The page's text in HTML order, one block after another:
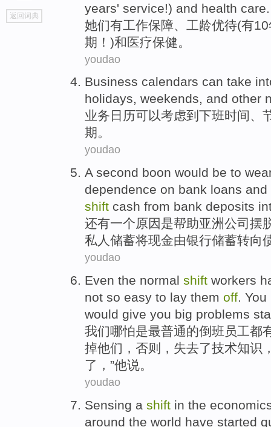
go
top
返回词典
years' service!) and health care
她们有工作保障 工龄优待(有10
期 ！)和 医疗保健 。
youdao
Business calendars can take
holidays, weekends, and other
业务 日历可以考虑到下班时间、
期。
youdao
A second boon would be to
dependence on bank loans and
shift cash from bank deposits
还有一个原因是帮助亚洲公司 摆
私人 储蓄将现金由银行储蓄转向
youdao
Even the normal shift workers
not so easy to lay them off. You
would give you big problems
我们哪怕是最普通的倒班 员工都
掉他们 ， 否则 ，失去了技术知识
了，”他说。
youdao
Sensing a shift in the
around the world have started